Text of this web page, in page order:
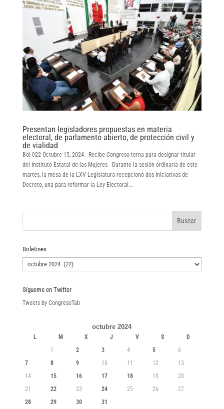
Presentan legisladores propuestas en materia
electoral, de parlamento abierto, de protección civil y
de vialidad
Bol 022 Octubre 15, 2024 Recibe Congreso terna para designar titular
del Instituto Estatal de las Mujeres Durante la sesión ordinaria de este
martes, la mesa de la LXV Legislatura recepcionó dos Iniciativas de
Decreto, una para reformar la Ley Electoral...
Boletines
Boletines
Sígueme en Twitter
Tweets by CongresoTab
octubre 2024
L M X J V S
D
1
2 3 4 5
6
7
8 9 10 11 12
13
14
15 16 17 18 19
20
21
22 23 24 25 26
27
28
29 30
31